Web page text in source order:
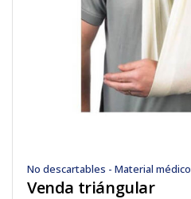
No descartables - Material médico
Venda triángular